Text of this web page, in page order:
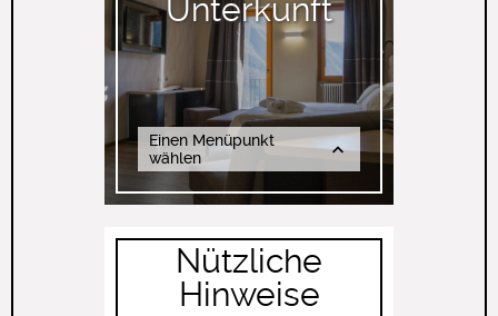
Unterkunft
Einen Menüpunkt
wählen
Nützliche
Hinweise